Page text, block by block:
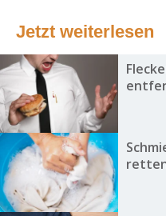
Jetzt weiterlesen